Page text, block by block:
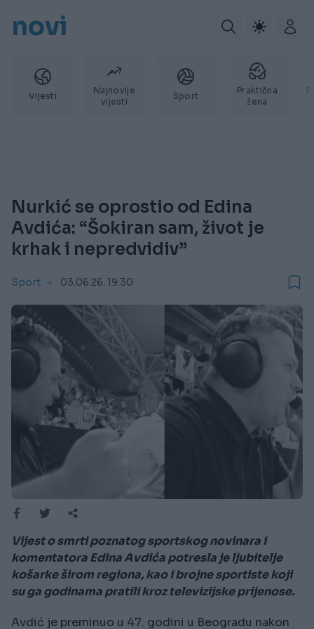
novi
Vijesti
Najnovije
vijesti
Sport
Praktična
žena
Nurkić se oprostio od Edina
Avdića: “Šokiran sam, život je
krhak i nepredvidiv”
Sport 03.06.26. 19:30
Vijest o smrti poznatog sportskog novinara i
komentatora Edina Avdića potresla je ljubitelje
košarke širom regiona, kao i brojne sportiste koji
su ga godinama pratili kroz televizijske prijenose.
Avdić je preminuo u 47. godini u Beogradu nakon